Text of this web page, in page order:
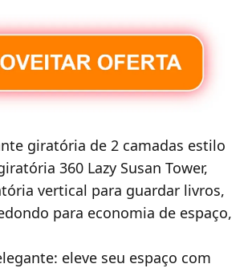
giratória de 2 camadas estilo
360 Lazy Susan Tower,
vertical para guardar livros,
para economia de espaço,
eleve seu espaço com